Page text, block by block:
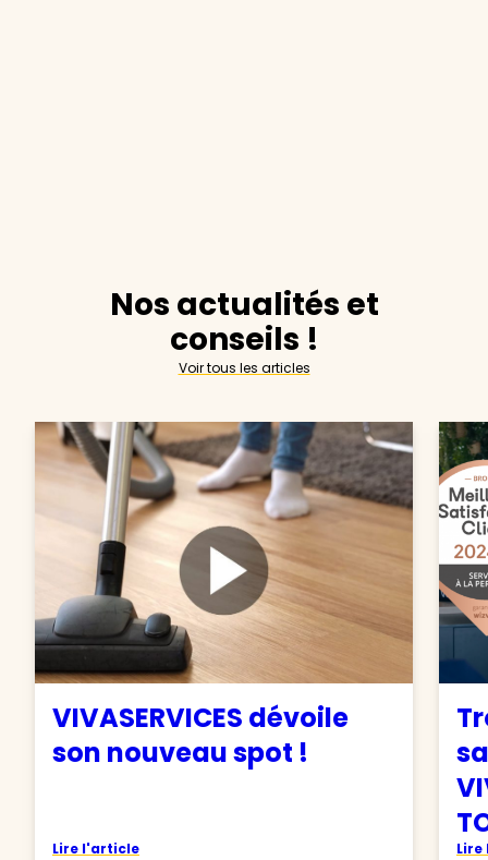
Nos actualités et
conseils !
Voir tous les articles
VIVASERVICES dévoile
son nouveau spot !
Lire l'article